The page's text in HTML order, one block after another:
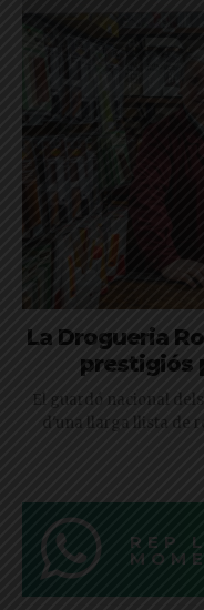
La Drogueria
prestigiós
El guardó nacional
d'una llarga llista de
REP